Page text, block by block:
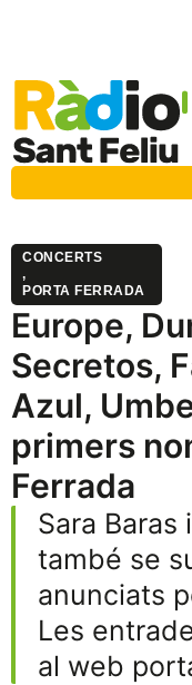
CONCERTS
,
PORTA FERRADA
Europe,
Secretos,
Azul,
primers
Ferrada
Sara Baras
també se
anunciats
Les
al web